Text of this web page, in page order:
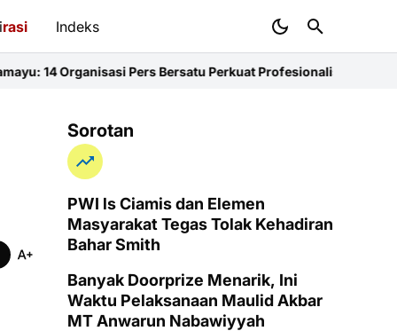
rasi Indeks
Pers Bersatu Perkuat Profesionalisme dan KEJDiduga Sunat
Sorotan
PWI ls Ciamis dan Elemen
Masyarakat Tegas Tolak Kehadiran
Bahar Smith
Banyak Doorprize Menarik, Ini
Waktu Pelaksanaan Maulid Akbar
MT Anwarun Nabawiyyah